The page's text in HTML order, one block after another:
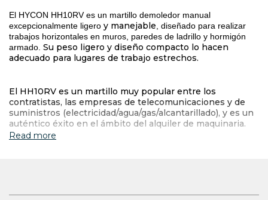
El HYCON HH10RV es un martillo demoledor manual
excepcionalmente ligero y manejable , diseñado para realizar
trabajos horizontales en muros, paredes de ladrillo y hormigón
armado. Su peso ligero y diseño compacto lo hacen
adecuado para lugares de trabajo estrechos.
El HH10RV es un martillo muy popular entre los
contratistas, las empresas de telecomunicaciones y de
suministros (electricidad/agua/gas/alcantarillado), y es un
auténtico éxito en el ámbito del alquiler de maquinaria.
Read more